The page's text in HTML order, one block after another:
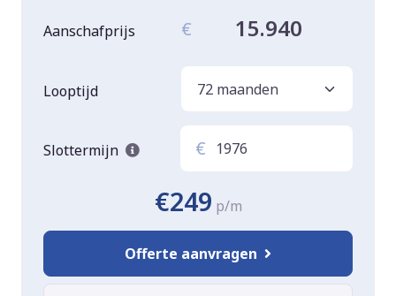
Aanschafprijs € 15.940
Looptijd
Slottermijn €
€249 p/m
Offerte aanvragen